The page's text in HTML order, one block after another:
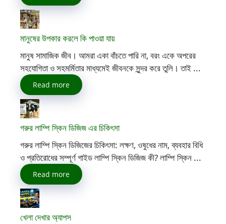
মানুষের উপকার করলে কি পাওয়া যায়
মানুষ সামাজিক জীব। আমরা একা বাঁচতে পারি না, বরং একে অপরের
সহযোগিতা ও সহমর্মিতার মাধ্যমেই জীবনকে সুন্দর করে তুলি। তাই ...
Read more
গরুর লাম্পি স্কিন ডিজিজ এর চিকিৎসা
গরুর লাম্পি স্কিন ডিজিজের চিকিৎসা: লক্ষণ, ওষুধের নাম, ব্যবহার বিধি
ও প্রতিরোধের সম্পূর্ণ গাইড লাম্পি স্কিন ডিজিজ কী? লাম্পি স্কিন ...
Read more
খেলা দেখার অ্যাপস